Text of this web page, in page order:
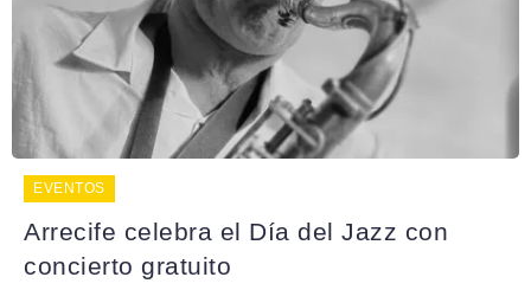
EVENTOS
Arrecife celebra el Día del Jazz con
concierto gratuito